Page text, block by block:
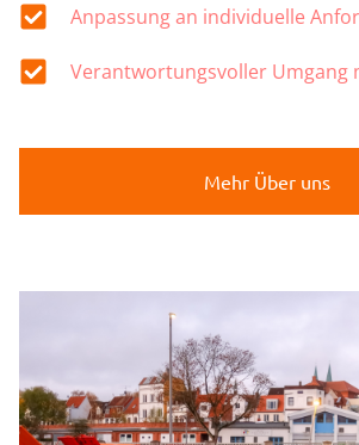
Anpassung an individuelle
Verantwortungsvoller Umgang
Mehr Über uns